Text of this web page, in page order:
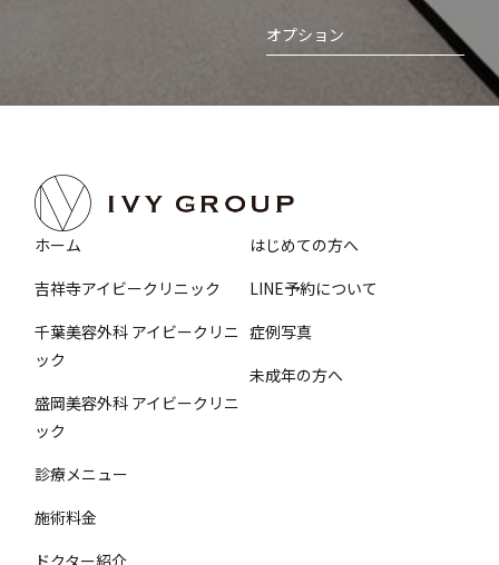
オプション
ホーム
吉祥寺アイビークリニック
千葉美容外科 アイビークリニ
ック
盛岡美容外科 アイビークリニ
ック
診療メニュー
施術料金
ドクター紹介
はじめての方へ
LINE予約について
症例写真
未成年の方へ